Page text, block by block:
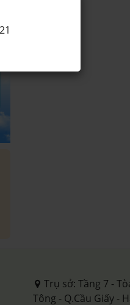
Trụ sở: Tầng 7 -
Tông - Q.Cầu Giấy -